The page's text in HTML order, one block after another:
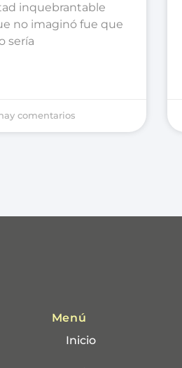
inquebrantable
no imaginó fue que
sería
comentarios
Menú
Inicio